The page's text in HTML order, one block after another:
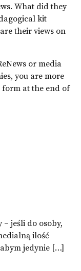
What did they
kit
their views on
or media
you are more
form at the end of
– jeśli do osoby,
ilość
jedynie […]